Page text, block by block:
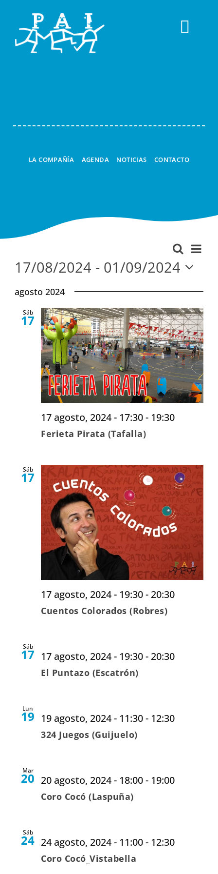
LA COMPAÑÍA AGENDA NOTICIAS CONTACTO
de
y
vistas
de
Buscar
de
Lista
17/08/2024 - 01/09/2024
fecha.
agosto 2024
Sáb
17
17 agosto, 2024 - 17:30- 19:30
Ferieta Pirata (Tafalla)
Sáb
17
17 agosto, 2024 - 19:30- 20:30
Cuentos Colorados (Robres)
Sáb
17 17 agosto, 2024 - 19:30- 20:30
El Puntazo (Escatrón)
Lun
19 19 agosto, 2024 - 11:30- 12:30
324 Juegos (Guijuelo)
Mar
20 20 agosto, 2024 - 18:00- 19:00
Coro Cocó (Laspuña)
Sáb
24 24 agosto, 2024 - 11:00- 12:30
Coro Cocó_Vistabella